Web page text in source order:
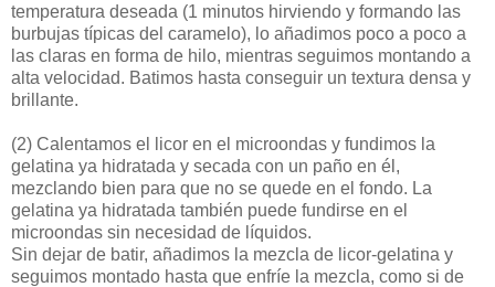
temperatura deseada (1 minutos hirviendo y formando las
burbujas típicas del caramelo), lo añadimos poco a poco a
las claras en forma de hilo, mientras seguimos montando a
alta velocidad. Batimos hasta conseguir un textura densa y
brillante.
(2) Calentamos el licor en el microondas y fundimos la
gelatina ya hidratada y secada con un paño en él,
mezclando bien para que no se quede en el fondo. La
gelatina ya hidratada también puede fundirse en el
microondas sin necesidad de líquidos.
Sin dejar de batir, añadimos la mezcla de licor-gelatina y
seguimos montado hasta que enfríe la mezcla, como si de